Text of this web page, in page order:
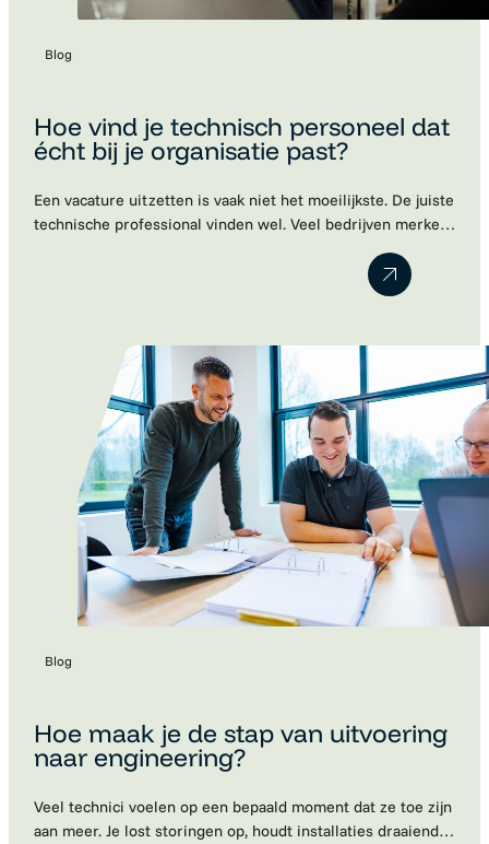
Blog
Hoe vind je technisch personeel dat
écht bij je organisatie past?
Een vacature uitzetten is vaak niet het moeilijkste. De juiste
technische professional vinden wel. Veel bedrijven merken
dat kandidaten schaars zijn, sollicitaties tegenvallen of dat
een nieuwe collega uiteindelijk toch niet blijkt te passen
binnen het team. Dat is begrijpelijk. Technische kennis is
Motivatie, ambities…
Blog
Hoe maak je de stap van uitvoering
naar engineering?
Veel technici voelen op een bepaald moment dat ze toe zijn
aan meer. Je lost storingen op, houdt installaties draaiende